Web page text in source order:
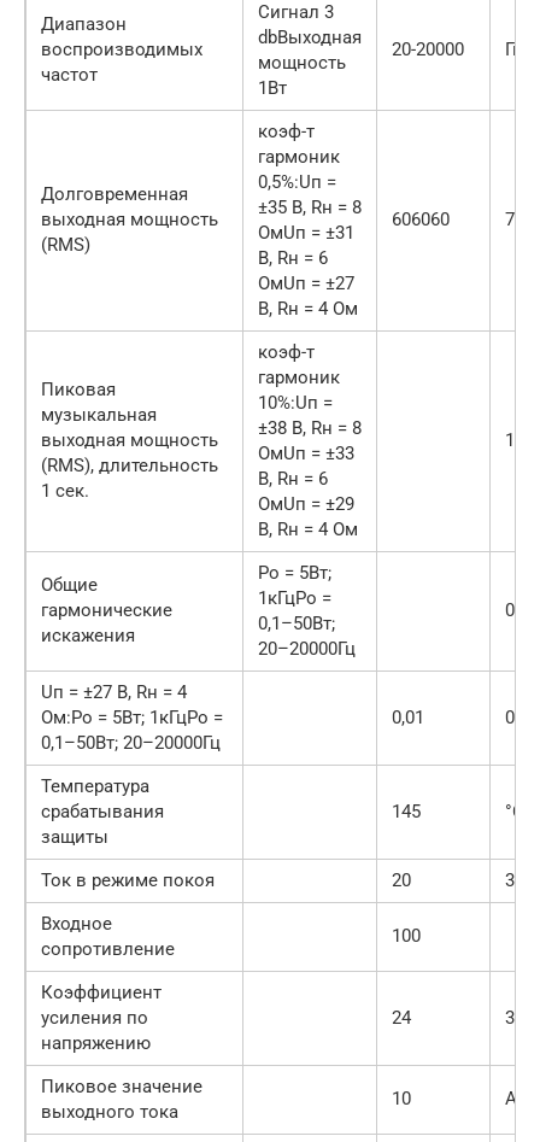
Диапазон
воспроизводимых
частот
Cигнал 3
dbВыходная
мощность
1Вт
20-20000 Гц
Долговременная
выходная мощность
(RMS)
коэф-т
гармоник
0,5%:Uп =
±35 В, Rн = 8
ОмUп = ±31
В, Rн = 6
ОмUп = ±27
В, Rн = 4 Ом
606060
Пиковая
музыкальная
выходная мощность
(RMS), длительность
1 сек.
коэф-т
гармоник
10%:Uп =
±38 В, Rн = 8
ОмUп = ±33
В, Rн = 6
ОмUп = ±29
В, Rн = 4 Ом
Общие
гармонические
искажения
Po = 5Вт;
1кГцPo =
0,1–50Вт;
20–20000Гц
Uп = ±27 В, Rн = 4
Ом:Po = 5Вт; 1кГцPo =
0,1–50Вт; 20–20000Гц
0,01 0,1
Температура
срабатывания
защиты
145 °C
Ток в режиме покоя 20
30
Входное
сопротивление
100
Коэффициент
усиления по
напряжению
24 30
Пиковое значение
выходного тока
10 А